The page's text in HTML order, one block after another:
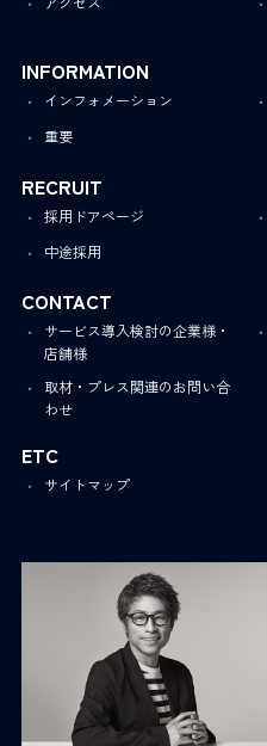
INFORMATION
インフォメーション
重要
RECRUIT
採用ドアページ
中途採用
CONTACT
サービス導入検討の企業様・
店舗様
取材・プレス関連のお問い合
わせ
ETC
サイトマップ